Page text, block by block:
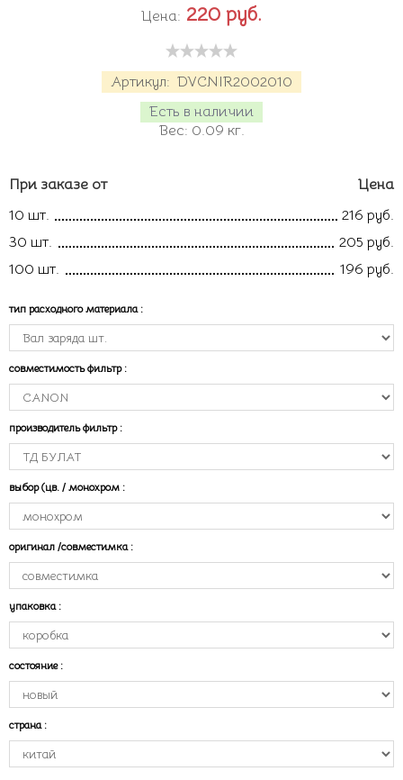
Артикул: DVCNIR2002010
Есть в наличии
Вес: 0.09 кг.
Цена: 220 руб.
При заказе от
Цена
10 шт.
216 руб.
30 шт.
205 руб.
100 шт.
196 руб.
тип расходного материала :
совместимость фильтр :
производитель фильтр :
выбор (цв. / монохром :
оригинал /совместимка :
упаковка :
состояние :
страна :